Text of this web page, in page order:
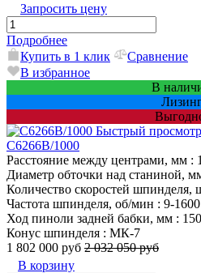
Запросить цену
Подробнее
Купить в 1 клик
Сравнение
В избранное
В
Быстрый просмотр
C6266B/1000
Расстояние между центрами, мм :
Диаметр обточки над станиной,
Количество скоростей шпинделя,
Частота шпинделя, об/мин : 9-1600
Ход пиноли задней бабки, мм : 150
Конус шпинделя : МК-7
1 802 000 руб 2 032 050 руб
В корзину